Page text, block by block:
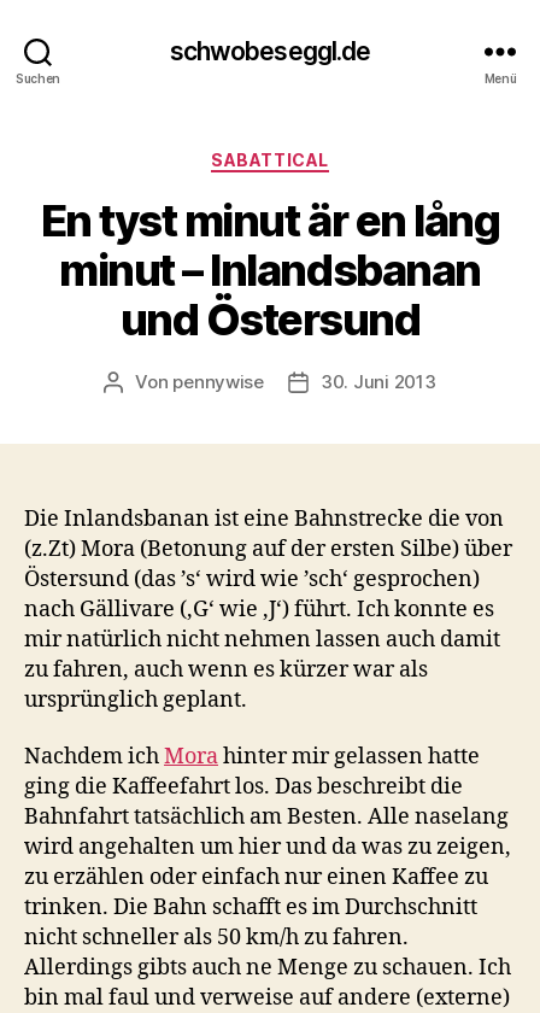
Suchen
schwobeseggl.de
Menü
Kategorien
SABATTICAL
En tyst minut är en lång
minut – Inlandsbanan
und Östersund
Beitragsautor
Von pennywise Veröffentlichungsdatum
30. Juni 2013
Die Inlandsbanan ist eine Bahnstrecke die von
(z.Zt) Mora (Betonung auf der ersten Silbe) über
Östersund (das ’s‘ wird wie ’sch‘ gesprochen)
nach Gällivare (‚G‘ wie ‚J‘) führt. Ich konnte es
mir natürlich nicht nehmen lassen auch damit
zu fahren, auch wenn es kürzer war als
ursprünglich geplant.
Nachdem ichMorahinter mir gelassen hatte
ging die Kaffeefahrt los. Das beschreibt die
Bahnfahrt tatsächlich am Besten. Alle naselang
wird angehalten um hier und da was zu zeigen,
zu erzählen oder einfach nur einen Kaffee zu
trinken. Die Bahn schafft es im Durchschnitt
nicht schneller als 50 km/h zu fahren.
Allerdings gibts auch ne Menge zu schauen. Ich
bin mal faul und verweise auf andere (externe)